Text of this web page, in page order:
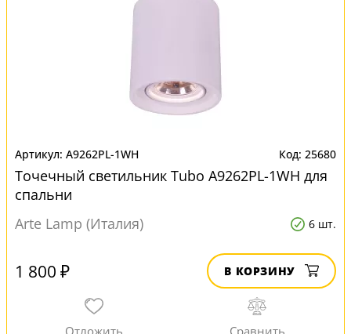
A9262PL-1WH 25680
Точечный светильник Tubo A9262PL-1WH для
спальни
Arte Lamp (Италия)
6 шт.
1 800 ₽ В КОРЗИНУ